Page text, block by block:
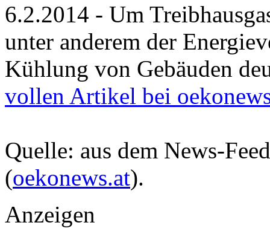
6.2.2014 - Um
unter anderem der
Kühlung von Gebäuden
vollen Artikel bei
Quelle: aus dem News-
(oekonews.at).
Anzeigen